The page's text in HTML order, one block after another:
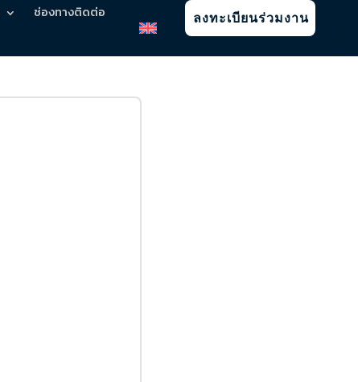
ช่องทางติดต่อ ลงทะเบียนร่วมงาน